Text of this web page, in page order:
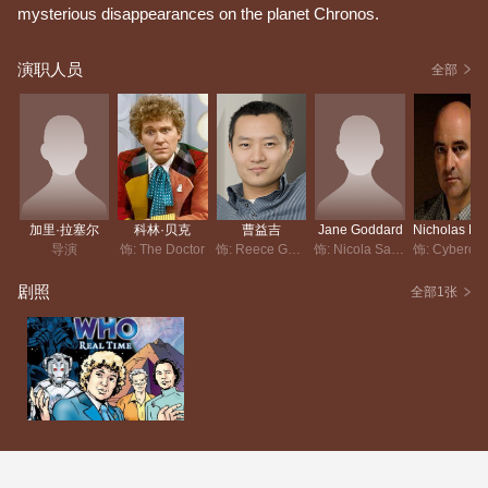
mysterious disappearances on the planet Chronos.
演职人员 全部
加里·拉塞尔
导演
科林·贝克
饰: The Doctor
曹益吉
饰: Reece Goddard
Jane Goddard
剧照 全部1张